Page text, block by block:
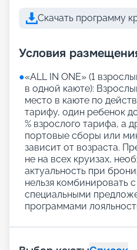
Скачать программу
Условия
●«АLL IN ONE» (1
в одной каюте):
место в каюте по
тарифу, один ребенок
% взрослого тарифа, а
портовые сборы или
зависит от возраста.
не на всех круизах,
актуальность при
нельзя комбинировать
специальными
программами